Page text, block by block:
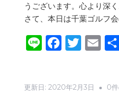
うございます。心より深
さて、本日は千葉ゴルフ
Li F
e
T
te
E
l
更新日: 2020年2月3日
バ
0